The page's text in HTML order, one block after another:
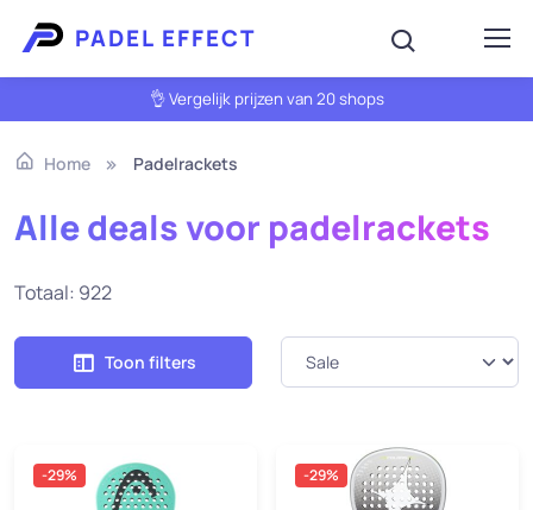
PADEL EFFECT
👌 Vergelijk prijzen van 20 shops
Home Padelrackets
Alle deals voor padelrackets
Totaal: 922
Toon filters
-29% -29%